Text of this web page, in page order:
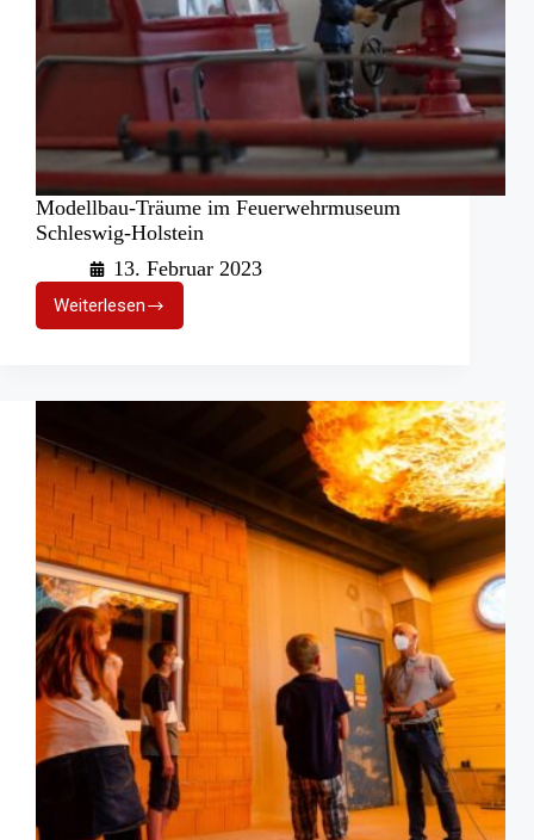
Modellbau-Träume im Feuerwehrmuseum
Schleswig-Holstein
13. Februar 2023
WeiterlesenModellbau-
Träume
Schleswig-